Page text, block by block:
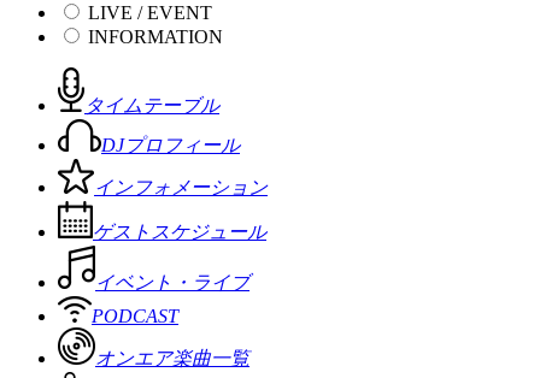
LIVE / EVENT
INFORMATION
タイムテーブル
DJプロフィール
インフォメーション
ゲストスケジュール
イベント・ライブ
PODCAST
オンエア楽曲一覧